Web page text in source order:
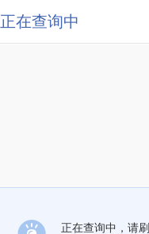
正在查询中
正在查询中，请